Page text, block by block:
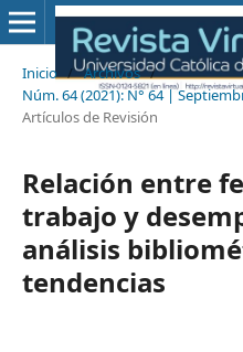
Inicio / Archivos /
Núm. 64 (2021): N° 64 |
Artículos de Revisión
Relación entre
trabajo y
análisis
tendencias